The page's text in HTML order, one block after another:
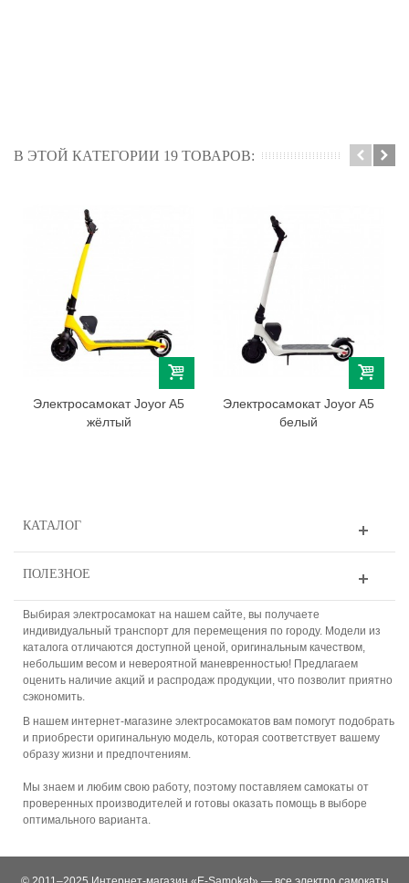
В ЭТОЙ КАТЕГОРИИ 19 ТОВАРОВ:
Электросамокат Joyor A5
жёлтый
Электросамокат Joyor A5
белый
КАТАЛОГ
ПОЛЕЗНОЕ
Выбирая электросамокат на нашем сайте, вы получаете
индивидуальный транспорт для перемещения по городу. Модели из
каталога отличаются доступной ценой, оригинальным качеством,
небольшим весом и невероятной маневренностью! Предлагаем
оценить наличие акций и распродаж продукции, что позволит приятно
сэкономить.
В нашем интернет-магазине электросамокатов вам помогут подобрать
и приобрести оригинальную модель, которая соответствует вашему
образу жизни и предпочтениям.
Мы знаем и любим свою работу, поэтому поставляем самокаты от
проверенных производителей и готовы оказать помощь в выборе
оптимального варианта.